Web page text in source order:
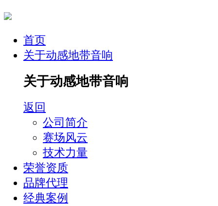
首页
关于动感地带音响
关于动感地带音响
返回
公司简介
赛场风云
技术力量
荣誉资质
品牌代理
经典案例